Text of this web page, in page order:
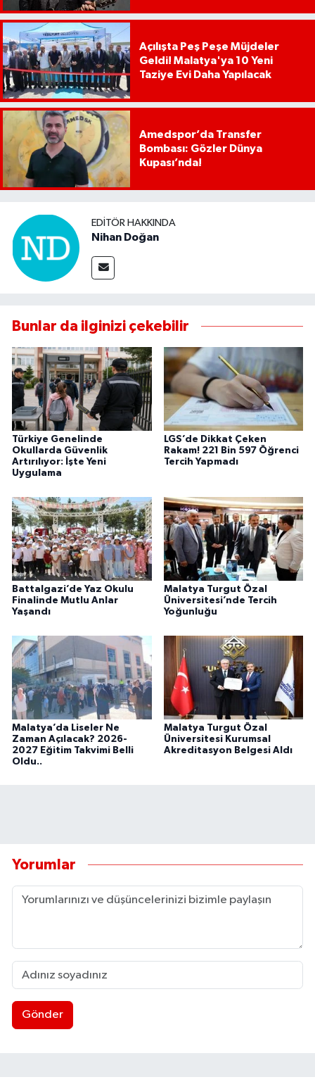
Açılışta Peş Peşe Müjdeler
Geldi! Malatya'ya 10 Yeni
Taziye Evi Daha Yapılacak
Amedspor’da Transfer
Bombası: Gözler Dünya
Kupası’nda!
EDITÖR HAKKINDA
Nihan Doğan
Bunlar da ilginizi çekebilir
Türkiye Genelinde
Okullarda Güvenlik
Artırılıyor: İşte Yeni
Uygulama
LGS’de Dikkat Çeken
Rakam! 221 Bin 597 Öğrenci
Tercih Yapmadı
Battalgazi’de Yaz Okulu
Finalinde Mutlu Anlar
Yaşandı
Malatya Turgut Özal
Üniversitesi’nde Tercih
Yoğunluğu
Malatya’da Liseler Ne
Zaman Açılacak? 2026-
2027 Eğitim Takvimi Belli
Oldu..
Malatya Turgut Özal
Üniversitesi Kurumsal
Akreditasyon Belgesi Aldı
Yorumlar
Gönder